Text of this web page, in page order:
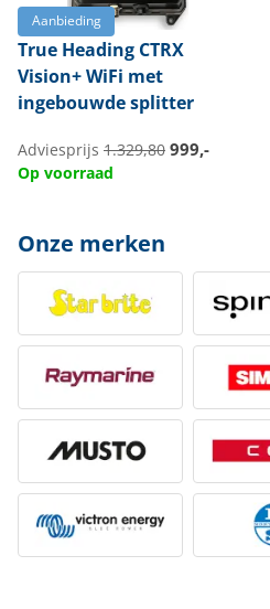
Aanbieding
True Heading CTRX
Vision+ WiFi met
ingebouwde splitter
Adviesprijs 1.329,80 999,-
Op voorraad
Onze merken